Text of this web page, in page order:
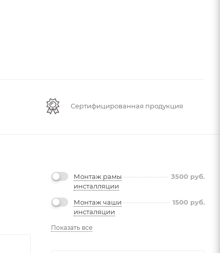
Сертифицированная продукция
Монтаж рамы
инсталляции
3500 руб.
Монтаж чаши
инсталяции
1500 руб.
Показать все